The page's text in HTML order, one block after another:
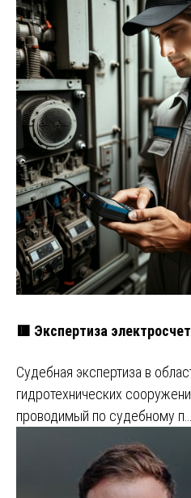
🟥 Экспертиза
Судебная экспертиза в
гидротехнических
проводимый по судебному п…